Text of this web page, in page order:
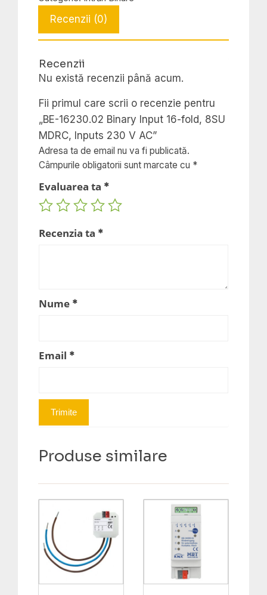
Binary
Input
16-
8SU
MDRC,
Inputs
230
V
AC
Recenzii (0)
Recenzii
Nu există recenzii până acum.
Fii primul care scrii o recenzie pentru
„BE-16230.02 Binary Input 16-fold, 8SU
MDRC, Inputs 230 V AC”
Adresa ta de email nu va fi publicată.
Câmpurile obligatorii sunt marcate cu *
Evaluarea ta *
Recenzia ta *
Nume *
Email *
Produse similare